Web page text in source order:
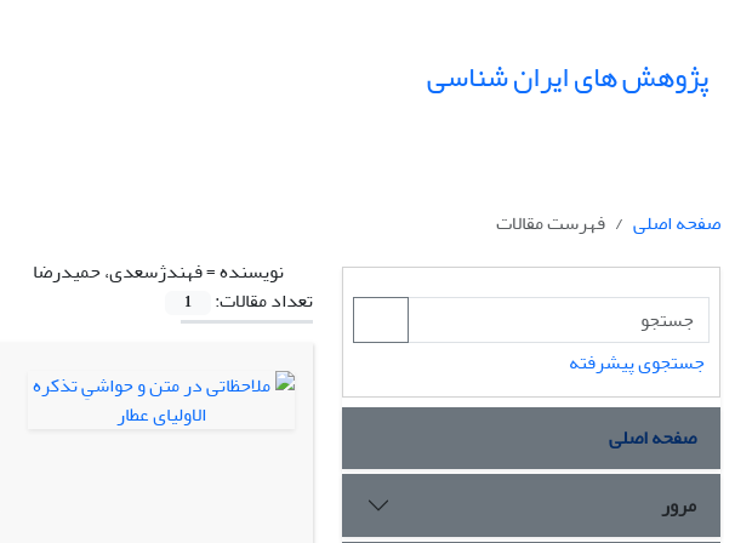
پژوهش های ایران شناسی
صفحه اصلی
فهرست مقالات
نویسنده =فهندژسعدی، حمیدرضا
تعداد مقالات:
1
جستجوی پیشرفته
صفحه اصلی
مرور